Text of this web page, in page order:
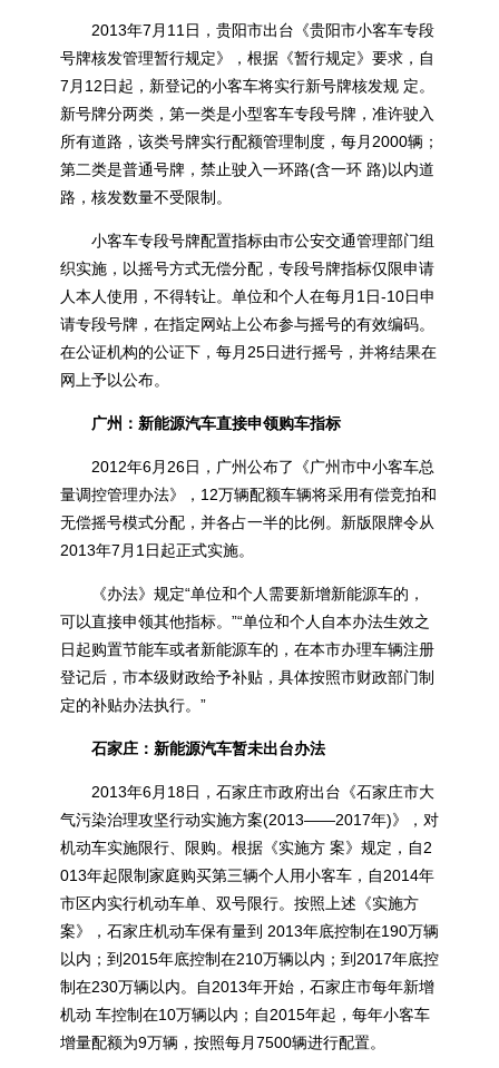
2013年7月11日，贵阳市出台《贵阳市小客车专段
号牌核发管理暂行规定》，根据《暂行规定》要求，自
7月12日起，新登记的小客车将实行新号牌核发规 定。
新号牌分两类，第一类是小型客车专段号牌，准许驶入
所有道路，该类号牌实行配额管理制度，每月2000辆；
第二类是普通号牌，禁止驶入一环路(含一环 路)以内道
路，核发数量不受限制。
小客车专段号牌配置指标由市公安交通管理部门组
织实施，以摇号方式无偿分配，专段号牌指标仅限申请
人本人使用，不得转让。单位和个人在每月1日-10日申
请专段号牌，在指定网站上公布参与摇号的有效编码。
在公证机构的公证下，每月25日进行摇号，并将结果在
网上予以公布。
广州：新能源汽车直接申领购车指标
2012年6月26日，广州公布了《广州市中小客车总
量调控管理办法》，12万辆配额车辆将采用有偿竞拍和
无偿摇号模式分配，并各占一半的比例。新版限牌令从
2013年7月1日起正式实施。
《办法》规定“单位和个人需要新增新能源车的，
可以直接申领其他指标。”“单位和个人自本办法生效之
日起购置节能车或者新能源车的，在本市办理车辆注册
登记后，市本级财政给予补贴，具体按照市财政部门制
定的补贴办法执行。”
石家庄：新能源汽车暂未出台办法
2013年6月18日，石家庄市政府出台《石家庄市大
气污染治理攻坚行动实施方案(2013——2017年)》，对
机动车实施限行、限购。根据《实施方 案》规定，自2
013年起限制家庭购买第三辆个人用小客车，自2014年
市区内实行机动车单、双号限行。按照上述《实施方
案》，石家庄机动车保有量到 2013年底控制在190万辆
以内；到2015年底控制在210万辆以内；到2017年底控
制在230万辆以内。自2013年开始，石家庄市每年新增
机动 车控制在10万辆以内；自2015年起，每年小客车
增量配额为9万辆，按照每月7500辆进行配置。